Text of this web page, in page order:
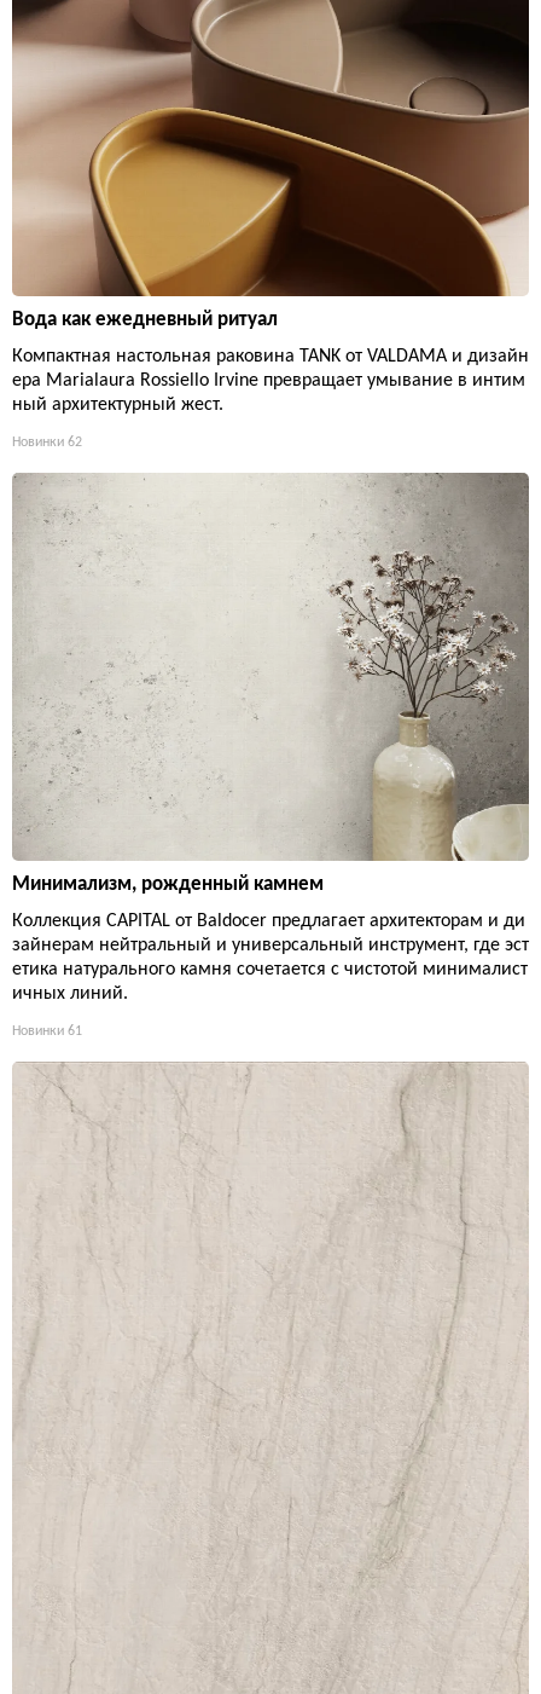
Вода как ежедневный ритуал
Компактная настольная раковина TANK от VALDAMA и дизайн
ера Marialaura Rossiello Irvine превращает умывание в интим
ный архитектурный жест.
Новинки 62
Минимализм, рожденный камнем
Коллекция CAPITAL от Baldocer предлагает архитекторам и ди
зайнерам нейтральный и универсальный инструмент, где эст
етика натурального камня сочетается с чистотой минималист
ичных линий.
Новинки 61